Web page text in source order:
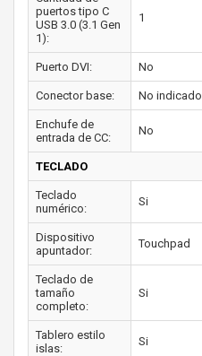
puertos tipo C
USB 3.0 (3.1 Gen
1):
1
Puerto DVI: No
Conector base: No indicado
Enchufe de
entrada de CC:
No
TECLADO
Teclado
numérico:
Si
Dispositivo
apuntador:
Touchpad
Teclado de
tamaño
completo:
Si
Tablero estilo
islas:
Si